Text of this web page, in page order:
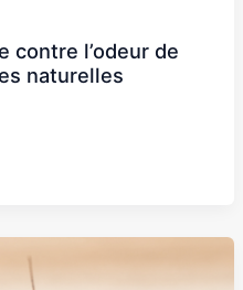
contre l’odeur de
naturelles